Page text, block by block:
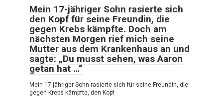
Mein 17-jähriger Sohn rasierte sich
den Kopf für seine Freundin, die
gegen Krebs kämpfte. Doch am
nächsten Morgen rief mich seine
Mutter aus dem Krankenhaus an und
sagte: „Du musst sehen, was Aaron
getan hat …“
Mein 17-jähriger Sohn rasierte sich für seine Freundin, die
gegen Krebs kämpfte, den Kopf